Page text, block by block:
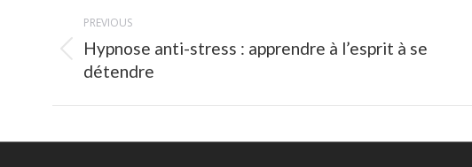
navigation
PREVIOUS
Previous
post:
Hypnose anti-stress : apprendre à l’esprit à se
détendre